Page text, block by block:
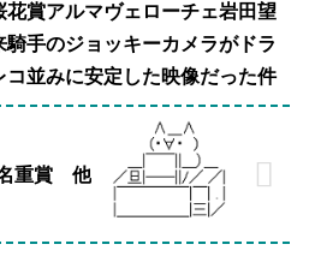
花賞アルマヴェローチェ岩田望
騎手のジョッキーカメラがドラ
コ並みに安定した映像だった件
重賞 他